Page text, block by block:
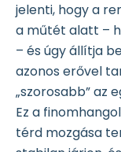
jelenti, hogy a
a műtét alatt –
– és úgy állítja
azonos erővel
„szorosabb” az
Ez a
térd mozgása